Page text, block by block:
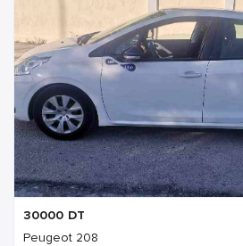
30000 DT
Peugeot 208